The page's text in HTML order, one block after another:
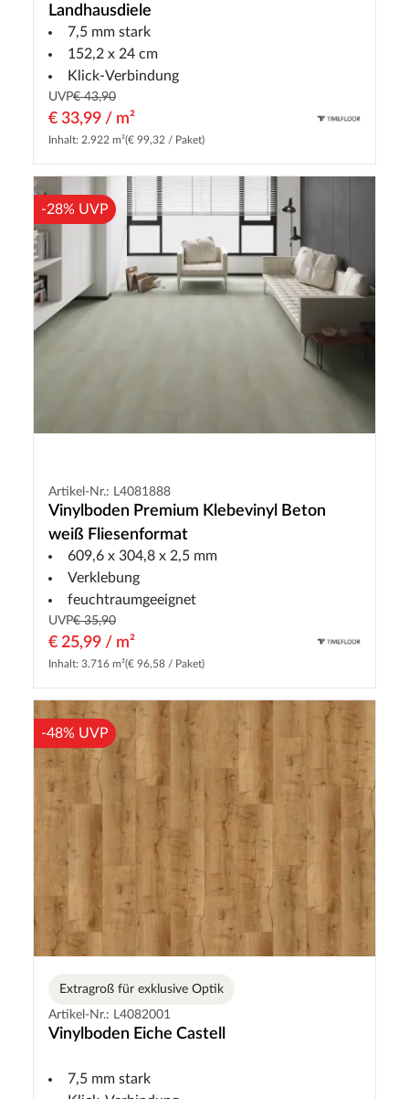
Landhausdiele
7,5 mm stark
152,2 x 24 cm
Klick-Verbindung
UVP€ 43,90
€ 33,99 / m²
Inhalt: 2.922 m²(€ 99,32 / Paket)
-28% UVP
Artikel-Nr.: L4081888
Vinylboden Premium Klebevinyl Beton
weiß Fliesenformat
609,6 x 304,8 x 2,5 mm
Verklebung
feuchtraumgeeignet
UVP€ 35,90
€ 25,99 / m²
Inhalt: 3.716 m²(€ 96,58 / Paket)
-48% UVP
Extragroß für exklusive Optik
Artikel-Nr.: L4082001
Vinylboden Eiche Castell
7,5 mm stark